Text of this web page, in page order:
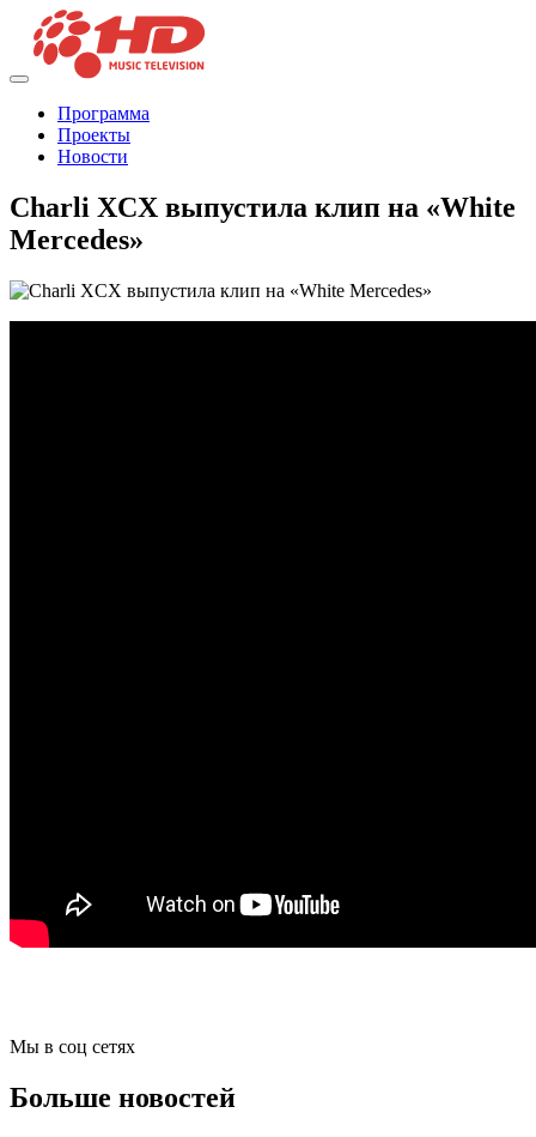
Программа
Проекты
Новости
Charli XCX выпустила клип на «White
Mercedes»
Мы в соц сетях
Больше новостей